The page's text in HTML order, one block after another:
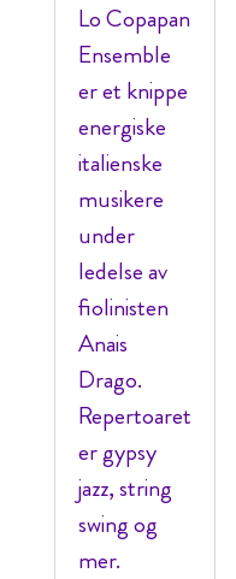
Lo Copapan
Ensemble
er et knippe
energiske
italienske
musikere
under
ledelse av
fiolinisten
Anais
Drago.
Repertoaret
er gypsy
jazz, string
swing og
mer.